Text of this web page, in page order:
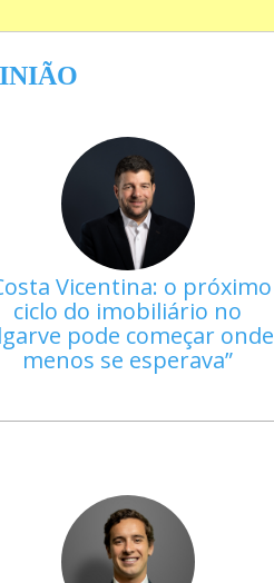
Vicentina: o próximo
ciclo do imobiliário no
pode começar onde
menos se esperava